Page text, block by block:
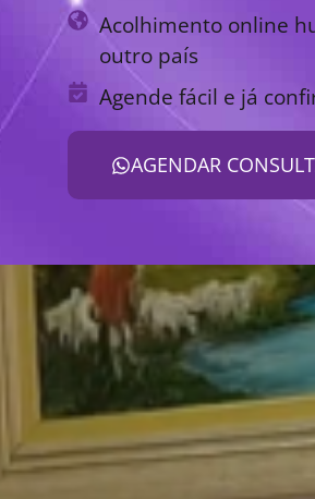
Acolhimento online
outro país
Agende fácil e já
AGENDAR